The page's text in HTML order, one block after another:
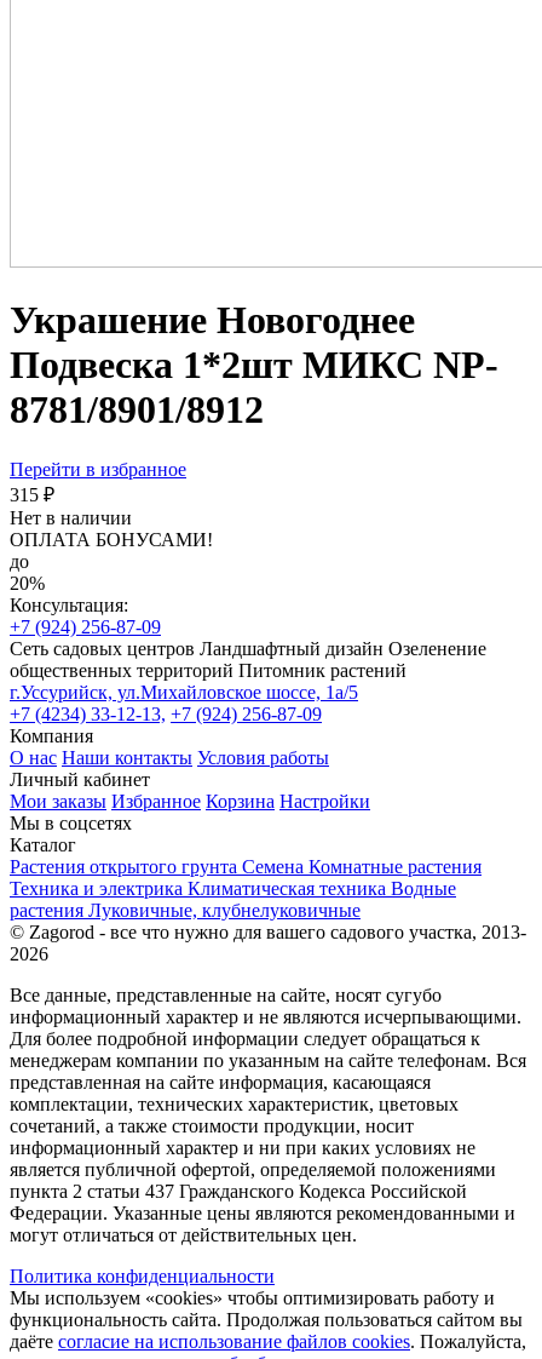
Украшение Новогоднее
Подвеска 1*2шт МИКС NP-
8781/8901/8912
Перейти в избранное
315 ₽
Нет в наличии
ОПЛАТА БОНУСАМИ!
до
20%
Консультация:
+7 (924) 256-87-09
Сеть садовых центров Ландшафтный дизайн Озеленение
общественных территорий Питомник растений
г.Уссурийск, ул.Михайловское шоссе, 1а/5
+7 (4234) 33-12-13, +7 (924) 256-87-09
Компания
О нас Наши контакты Условия работы
Личный кабинет
Мои заказы Избранное Корзина Настройки
Мы в соцсетях
Каталог
Растения открытого грунта Семена Комнатные растения
Техника и электрика Климатическая техника Водные
растения Луковичные, клубнелуковичные
© Zagorod - все что нужно для вашего садового участка, 2013-
2026
Все данные, представленные на сайте, носят сугубо
информационный характер и не являются исчерпывающими.
Для более подробной информации следует обращаться к
менеджерам компании по указанным на сайте телефонам. Вся
представленная на сайте информация, касающаяся
комплектации, технических характеристик, цветовых
сочетаний, а также стоимости продукции, носит
информационный характер и ни при каких условиях не
является публичной офертой, определяемой положениями
пункта 2 статьи 437 Гражданского Кодекса Российской
Федерации. Указанные цены являются рекомендованными и
могут отличаться от действительных цен.
Политика конфиденциальности
Мы используем «cookies» чтобы оптимизировать работу и
функциональность сайта. Продолжая пользоваться сайтом вы
даёте согласие на использование файлов cookies. Пожалуйста,